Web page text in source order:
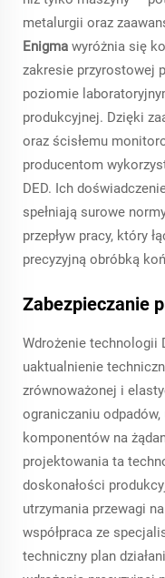
metalurgii oraz
Enigma wyróżnia się
zakresie przyrostowej
poziomie
produkcyjnej. Dzięki
oraz ścisłemu
producentom
DED. Ich
spełniają surowe
przepływ pracy, który
precyzyjną obróbką
Zabezpieczanie
Wdrożenie technologii
uaktualnienie
zrównoważonej i
ograniczaniu
komponentów na
projektowania ta
doskonałości
utrzymania przewagi
współpraca ze
techniczny plan